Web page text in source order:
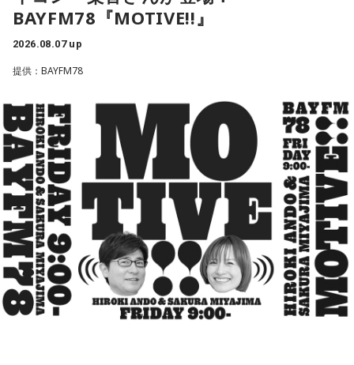
三輪田：マンションの方もいらっしゃいますが、一軒家で昔
からこの芝の地域に住まわれていた方が今でもたくさんいら
寺内：あの……ジンジャー神社ってことですね。
小林：お前さ、ボソって言うんじゃなくて、自信持って言え
よ！
寺内：ジンジャー神社ってことになるんですかね？
三輪田：そういうことでございますね（笑）。
は、日本国債が非常に安全で健全な資産であるという見解で
けです。ベッセント財務長官のインタビューの趣旨として
は、高市政権の経済政策を支持します、と。投資を拡大する
という政策を支持しますというのが総論なわけです。となれ
ば、その高市政権の経済政策を推進するように、日銀も適切
な金融政策をやってくださいと言ってるわけですから、ベッ
セントさんの発言というのは、日本の政府の日銀に対する発
言と同じなわけです。強い経済成長と物価の安定の両立を目
指して適切に金融政策をやってください、政府の日本経済再
興の経済政策の推進に一体となって取り組んでくださいとい
う同じ意味ですので、どんどん利上げしろというわけではな
「サラドレ」投票はこちら
8月10日（月）：能登有沙 サラドレ甲子園
YAMAMAN presents MUSIC SALAD FROM U-kari STUDIO
1.宮城　稲垣潤一　/　夏のクラクション
2.福岡　氷川きよし　/　限界突破×サバイバー
3.静岡　久保田利伸 with ナオミ・キャンベル　/　LA・LA・
4.栃木　斉藤和義　/　ずっと好きだった
5.千葉　奥華子　/　ガーネット
月曜の放送を聴く
8月11日（火）：宇佐美友紀サラドレ甲子園
BAYFM78『MOTIVE!!』
2026.08.07 up
提供：BAYFM78